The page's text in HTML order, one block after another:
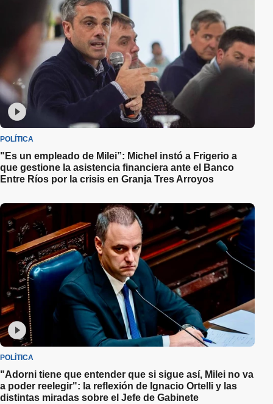
POLÍTICA
"Es un empleado de Milei”: Michel instó a Frigerio a
que gestione la asistencia financiera ante el Banco
Entre Ríos por la crisis en Granja Tres Arroyos
POLÍTICA
"Adorni tiene que entender que si sigue así, Milei no va
a poder reelegir": la reflexión de Ignacio Ortelli y las
distintas miradas sobre el Jefe de Gabinete